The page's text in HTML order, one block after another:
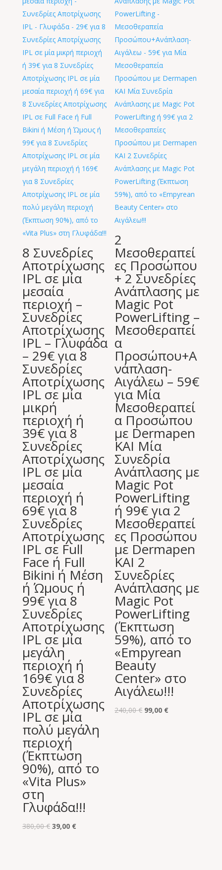
8 Συνεδρίες
Αποτρίχωσης
IPL σε μία
μεσαία
περιοχή –
Συνεδρίες
Αποτρίχωσης
IPL – Γλυφάδα
– 29€ για 8
Συνεδρίες
Αποτρίχωσης
IPL σε μία
μικρή
περιοχή ή
39€ για 8
Συνεδρίες
Αποτρίχωσης
IPL σε μία
μεσαία
περιοχή ή
69€ για 8
Συνεδρίες
Αποτρίχωσης
IPL σε Full
Face ή Full
Bikini ή Μέση
ή Ώμους ή
99€ για 8
Συνεδρίες
Αποτρίχωσης
IPL σε μία
μεγάλη
περιοχή ή
169€ για 8
Συνεδρίες
Αποτρίχωσης
IPL σε μία
πολύ μεγάλη
περιοχή
(Έκπτωση
90%), από το
«Vita Plus»
στη
Γλυφάδα!!!
380,00€ Original
39,00 €Η
2
Μεσοθεραπεί
ες Προσώπου
+ 2 Συνεδρίες
Ανάπλασης με
Magic Pot
PowerLifting –
Μεσοθεραπεί
α
Προσώπου+Α
νάπλαση-
Αιγάλεω – 59€
για Μία
Μεσοθεραπεί
α Προσώπου
με Dermapen
ΚΑΙ Μία
Συνεδρία
Ανάπλασης με
Magic Pot
PowerLifting
ή 99€ για 2
Μεσοθεραπεί
ες Προσώπου
με Dermapen
ΚΑΙ 2
Συνεδρίες
Ανάπλασης με
Magic Pot
PowerLifting
(Έκπτωση
59%), από το
«Empyrean
Beauty
Center» στο
Αιγάλεω!!!
240,00€ Original
99,00 €